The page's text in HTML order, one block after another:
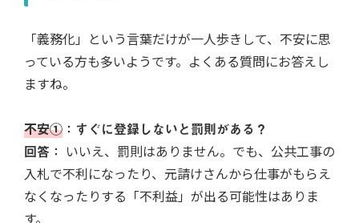
「義務化」という言葉だけが一人歩きして、不安に思
っている方も多いようです。よくある質問にお答えし
ますね。
不安① ：すぐに登録しないと罰則がある？
回答： いいえ、罰則はありません。でも、公共工事の
入札で不利になったり、元請けさんから仕事がもらえ
なくなったりする「不利益」が出る可能性はありま
す。